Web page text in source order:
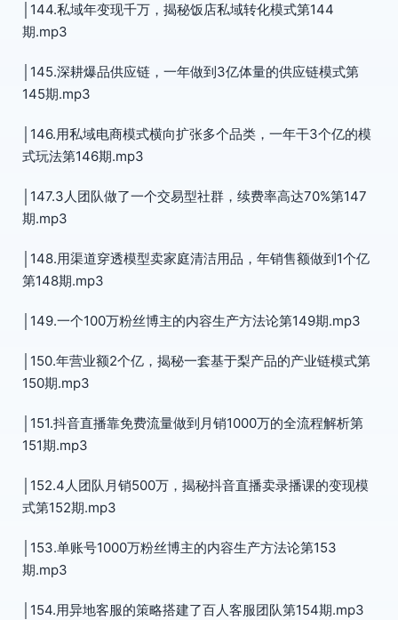
│144.私域年变现千万，揭秘饭店私域转化模式第144
期.mp3
│145.深耕爆品供应链，一年做到3亿体量的供应链模式第
145期.mp3
│146.用私域电商模式横向扩张多个品类，一年干3个亿的模
式玩法第146期.mp3
│147.3人团队做了一个交易型社群，续费率高达70%第147
期.mp3
│148.用渠道穿透模型卖家庭清洁用品，年销售额做到1个亿
第148期.mp3
│149.一个100万粉丝博主的内容生产方法论第149期.mp3
│150.年营业额2个亿，揭秘一套基于梨产品的产业链模式第
150期.mp3
│151.抖音直播靠免费流量做到月销1000万的全流程解析第
151期.mp3
│152.4人团队月销500万，揭秘抖音直播卖录播课的变现模
式第152期.mp3
│153.单账号1000万粉丝博主的内容生产方法论第153
期.mp3
│154.用异地客服的策略搭建了百人客服团队第154期.mp3